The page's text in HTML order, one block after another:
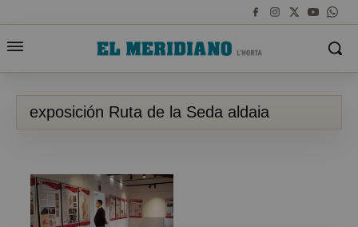
exposición Ruta de la Seda aldaia